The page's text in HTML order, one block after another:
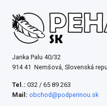
Janka Palu 40/32
914 41 Nemšová, Slovenská
Tel.: 032 / 65 89 263
Mail: obchod@podperinou.sk